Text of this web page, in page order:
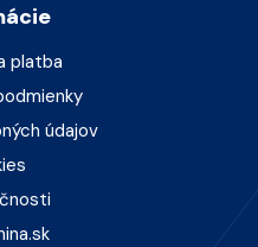
platba
údajov